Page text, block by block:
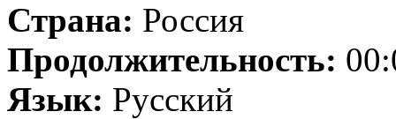
Страна: Россия
Продолжительность:
Язык: Русский